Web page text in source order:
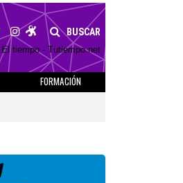
BUSCAR
El tiempo - Tutiempo.net
FORMACIÓN